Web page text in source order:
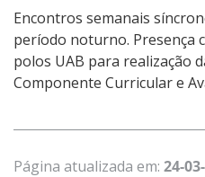
Encontros semanais
período noturno. Presença
polos UAB para realização
Componente Curricular e
Página atualizada em: 24-